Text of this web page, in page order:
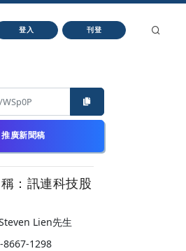
登入 刊登
推廣新聞稿
：訊連科技股
Lien先生
8667-1298